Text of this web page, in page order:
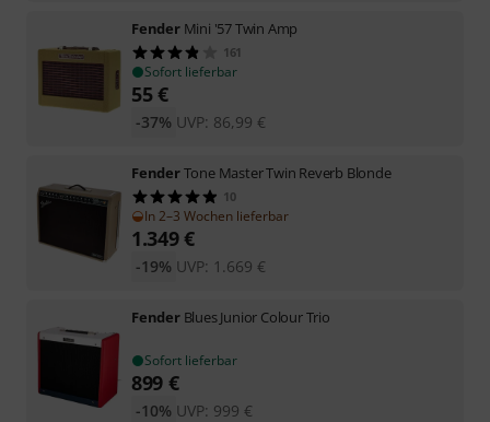
Fender Mini '57 Twin Amp
161
Sofort lieferbar
55€
UVP: 86,99 €
-37%
FenderTone Master Twin Reverb Blonde
10
In 2–3 Wochen lieferbar
1.349€
UVP: 1.669 €
-19%
Fender Blues Junior Colour Trio
Sofort lieferbar
899 €
UVP: 999 €
-10%